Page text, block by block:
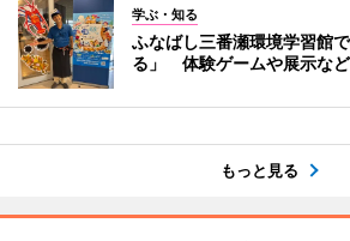
学ぶ・知る
ふなばし三番瀬環境学習館
る」 体験ゲームや展示など
もっと見る